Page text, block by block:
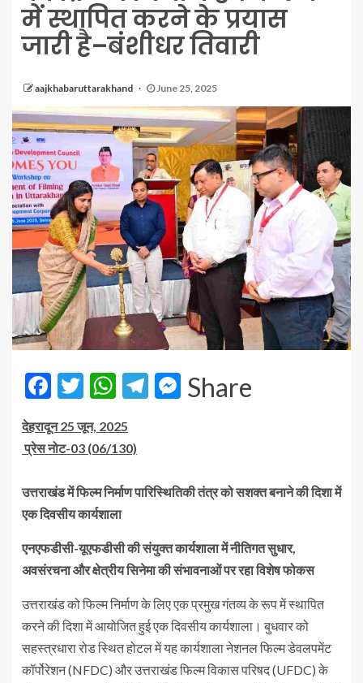
में स्थापित करने के प्रयास
जारी है–बंशीधर तिवारी
aajkhabaruttarakhand June 25, 2025
Facebook
Twitter
WhatsApp
Telegram
Messenger
Share
देहरादून 25 जून, 2025
प्रेस नोट-03 (06/130)
उत्तराखंड में फिल्म निर्माण पारिस्थितिकी तंत्र को सशक्त बनाने की दिशा में
एक दिवसीय कार्यशाला
एनएफडीसी-यूएफडीसी की संयुक्त कार्यशाला में नीतिगत सुधार,
अवसंरचना और क्षेत्रीय सिनेमा की संभावनाओं पर रहा विशेष फोकस
उत्तराखंड को फिल्म निर्माण के लिए एक प्रमुख गंतव्य के रूप में स्थापित
करने की दिशा में आयोजित हुई एक दिवसीय कार्यशाला। बुधवार को
सहस्त्रधारा रोड स्थित होटल में यह कार्यशाला नेशनल फिल्म डेवलपमेंट
कॉर्पोरेशन (NFDC) और उत्तराखंड फिल्म विकास परिषद (UFDC) के